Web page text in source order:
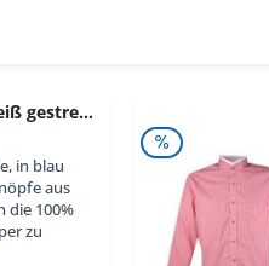
Trachtenbluse Bobengrün blau weiß gestreift...
in blau
aus
die 100%
zu